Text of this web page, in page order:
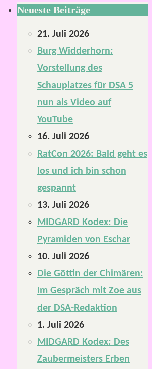
Neueste Beiträge
21. Juli 2026
Burg Widderhorn:
Vorstellung des
Schauplatzes für DSA 5
nun als Video auf
YouTube
16. Juli 2026
RatCon 2026: Bald geht es
los und ich bin schon
gespannt
13. Juli 2026
MIDGARD Kodex: Die
Pyramiden von Eschar
10. Juli 2026
Die Göttin der Chimären:
Im Gespräch mit Zoe aus
der DSA-Redaktion
1. Juli 2026
MIDGARD Kodex: Des
Zaubermeisters Erben